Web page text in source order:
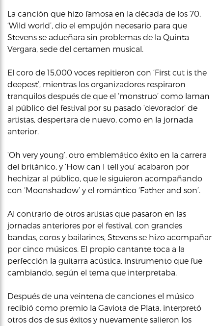
La canción que hizo famosa en la década de los 70,
‘Wild world’, dio el empujón necesario para que
Stevens se adueñara sin problemas de la Quinta
Vergara, sede del certamen musical.
El coro de 15,000 voces repitieron con ‘First cut is the
deepest’, mientras los organizadores respiraron
tranquilos después de que el ‘monstruo’ como laman
al público del festival por su pasado ‘devorador’ de
artistas, despertara de nuevo, como en la jornada
anterior.
‘Oh very young’, otro emblemático éxito en la carrera
del británico, y ‘How can I tell you’ acabaron por
hechizar al público, que le siguieron acompañando
con ‘Moonshadow’ y el romántico ‘Father and son’.
Al contrario de otros artistas que pasaron en las
jornadas anteriores por el festival, con grandes
bandas, coros y bailarines, Stevens se hizo acompañar
por cinco músicos. El propio cantante toca a la
perfección la guitarra acústica, instrumento que fue
cambiando, según el tema que interpretaba.
Después de una veintena de canciones el músico
recibió como premio la Gaviota de Plata, interpretó
otros dos de sus éxitos y nuevamente salieron los